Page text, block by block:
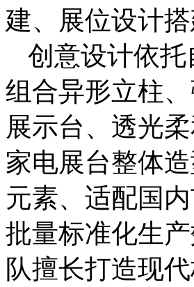
建、展位设计
创意设计依
组合异形立柱
展示台、透光
家电展台整体
元素、适配国
批量标准化生
队擅长打造现